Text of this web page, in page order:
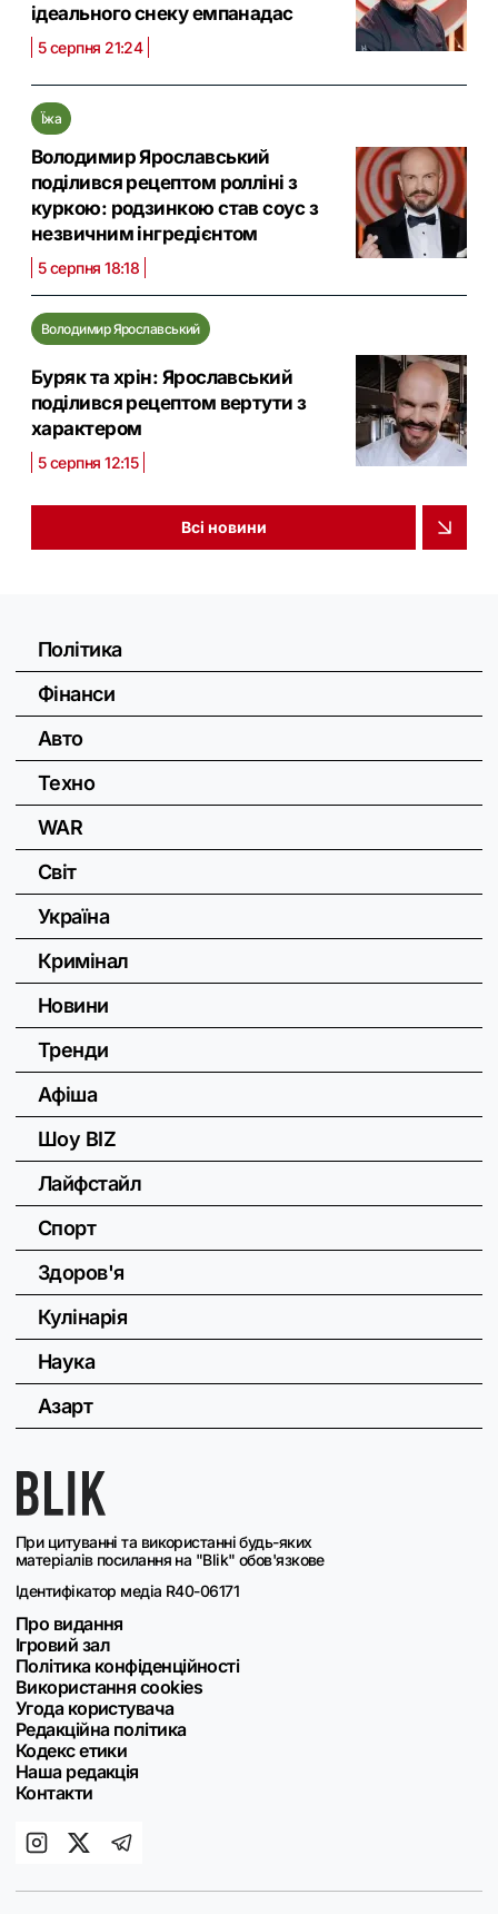
ідеального снеку емпанадас
5 серпня 21:24
Їжа
Володимир Ярославський
поділився рецептом ролліні з
куркою: родзинкою став соус з
незвичним інгредієнтом
5 серпня 18:18
Володимир Ярославський
Буряк та хрін: Ярославський
поділився рецептом вертути з
характером
5 серпня 12:15
Всі новини
При цитуванні та використанні будь-яких
матеріалів посилання на "Blik" обов'язкове
Ідентифікатор медіа R40-06171
Про видання
Ігровий зал
Політика конфіденційності
Використання cookies
Угода користувача
Редакційна політика
Кодекс етики
Наша редакція
Контакти
Політика
Фінанси
Авто
Техно
WAR
Світ
Україна
Кримінал
Новини
Тренди
Афіша
Шоу BIZ
Лайфстайл
Спорт
Здоров'я
Кулінарія
Наука
Азарт